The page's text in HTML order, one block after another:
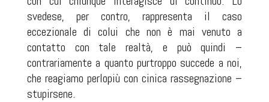
svedese, per contro, rappresenta il caso
eccezionale di colui che non è mai venuto a
contatto con tale realtà, e può quindi –
contrariamente a quanto purtroppo succede a noi,
che reagiamo perlopiù con cinica rassegnazione –
stupirsene.